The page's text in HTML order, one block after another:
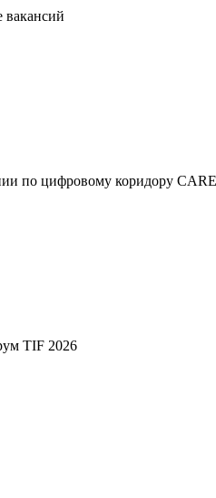
вакансий
по цифровому коридору
TIF 2026